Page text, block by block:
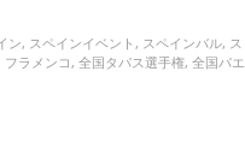
ン, スペインイベント , スペインバル, ス
フラメンコ, 全国タパス選手権, 全国パエ